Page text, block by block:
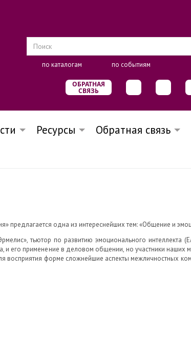
по каталогам по событиям
ОБРАТНАЯ
СВЯЗЬ
Ресурсы
Обратная связь
предлагается одна из интереснейших тем: «Общение и
тьютор по развитию эмоционального интеллекта
и его применение в деловом общении, но участники наших
восприятия форме сложнейшие аспекты межличностных